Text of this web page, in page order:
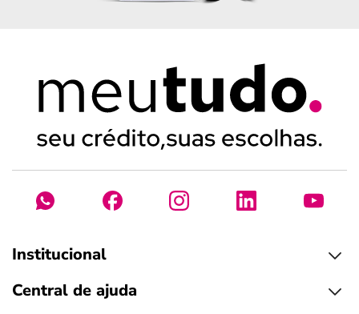
Institucional
Central de ajuda